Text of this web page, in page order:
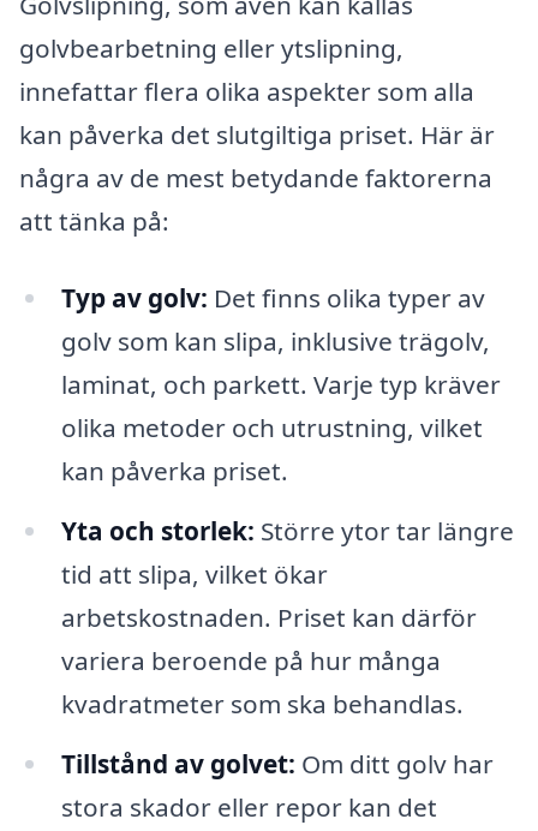
golvbearbetning eller ytslipning,
innefattar flera olika aspekter som alla
kan påverka det slutgiltiga priset. Här är
några av de mest betydande faktorerna
att tänka på:
Typ av golv: Det finns olika typer av
golv som kan slipa, inklusive trägolv,
laminat, och parkett. Varje typ kräver
olika metoder och utrustning, vilket
kan påverka priset.
Yta och storlek: Större ytor tar längre
tid att slipa, vilket ökar
arbetskostnaden. Priset kan därför
variera beroende på hur många
kvadratmeter som ska behandlas.
Tillstånd av golvet: Om ditt golv har
stora skador eller repor kan det